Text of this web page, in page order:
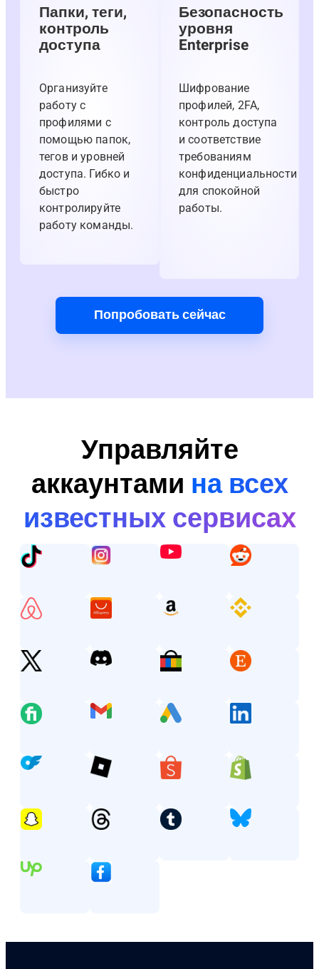
Папки, теги,
контроль
доступа
Организуйте
работу с
профилями с
помощью папок,
тегов и уровней
доступа. Гибко и
быстро
контролируйте
работу команды.
Безопасность
уровня
Enterprise
Шифрование
профилей, 2FA,
контроль доступа
и соответствие
требованиям
конфиденциальности
для спокойной
работы.
Попробовать сейчас
Управляйте
аккаунтами на всех
известных сервисах